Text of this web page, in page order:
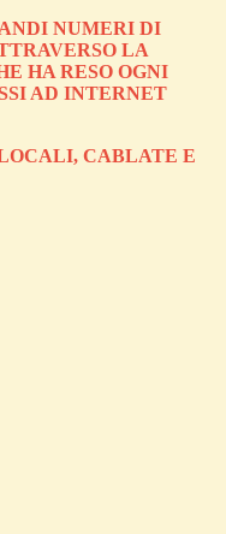
NUMERI DI
LA
HA RESO OGNI
AD INTERNET
LOCALI, CABLATE E